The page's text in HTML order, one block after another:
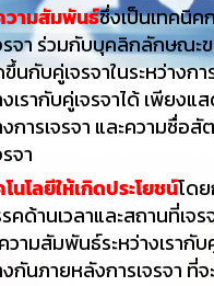
ามสัมพันธ์ซึ่งเป็นเทคนิค
รจา ร่วมกับบุคลิกลักษณะข
ขึ้นกับคู่เจรจาในระหว่างก
งเรากับคู่เจรจาได้ เพียง
งการเจรจา และความซื่
จา
โนโลยีให้เกิดประโยชน์โดย
คด้านเวลาและสถานที่เจ
วามสัมพันธ์ระหว่างเรากั
งกันภายหลังการเจรจา ที่